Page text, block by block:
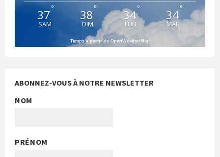
37°
SAM
38 °
DIM
34°
LUN
34°
MAR
Temps à partir de OpenWeatherMap
ABONNEZ-VOUS À NOTRE NEWSLETTER
NOM
PRÉNOM